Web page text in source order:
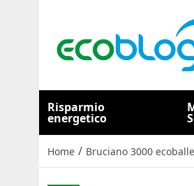
Risparmio
energetico
Home / Bruciano 3000